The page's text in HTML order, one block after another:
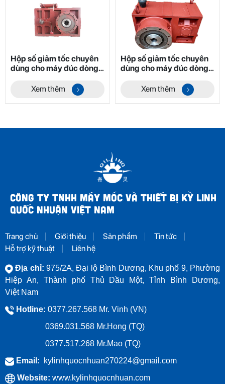
Hộp số giảm tốc chuyên
dùng cho máy đúc dòng
Xem thêm
Hộp số giảm tốc chuyên
dùng cho máy đúc dòng
Xem thêm
CÔNG TY TNHH MÁY MÓC VÀ THIẾT BỊ KỲ LINH
QUỐC NHUẬN VIỆT NAM
Trang chủ Giới thiệu Sản phẩm
Tin tức
Hỗ trợ kỹ thuật
Liên hệ
Địa chỉ: 975/2A, Đại lộ Bình Dương, Khu phố 9, Phường
Hiệp An, Thành phố Thủ Dầu Một, Tỉnh Bình Dương,
Việt Nam
Hotline: 0377.267.568 Mr. Vinh (VN)
0369.031.568 Mr.Hong (TQ)
0377.517.268 Mr.Mao (TQ)
Email: kylinhquocnhuan270224@gmail.com
Website: www.kylinhquocnhuan.com